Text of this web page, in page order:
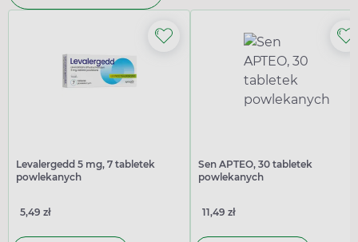
Levalergedd 5 mg, 7 tabletek
powlekanych
5,49 zł
Sen APTEO, 30 tabletek
powlekanych
11,49 zł